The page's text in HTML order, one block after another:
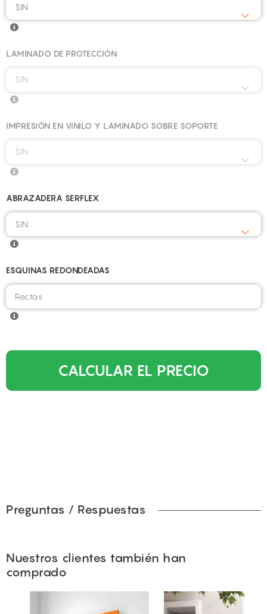
SIN
LAMINADO DE PROTECCIÓN
SIN
IMPRESIÓN EN VINILO Y LAMINADO SOBRE SOPORTE
SIN
ABRAZADERA SERFLEX
ESQUINAS REDONDEADAS
CALCULAR EL PRECIO
Preguntas / Respuestas
Nuestros clientes también han
comprado